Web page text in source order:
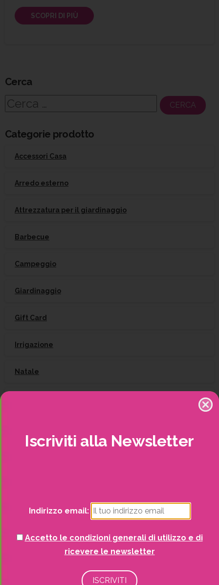
SCOPRI DI PIÙ
Cerca
Ricerca
Categorie prodotto
Accessori Casa
Arredo esterno
Attrezzatura per il giardinaggio
Barbecue
Campeggio
Giardinaggio
Gift Card
Irrigazione
Natale
Strutture da esterno
Vasi
Iscriviti alla Newsletter
Indirizzo email:
Accetto le condizioni generali di utilizzo e di
ricevere le newsletter